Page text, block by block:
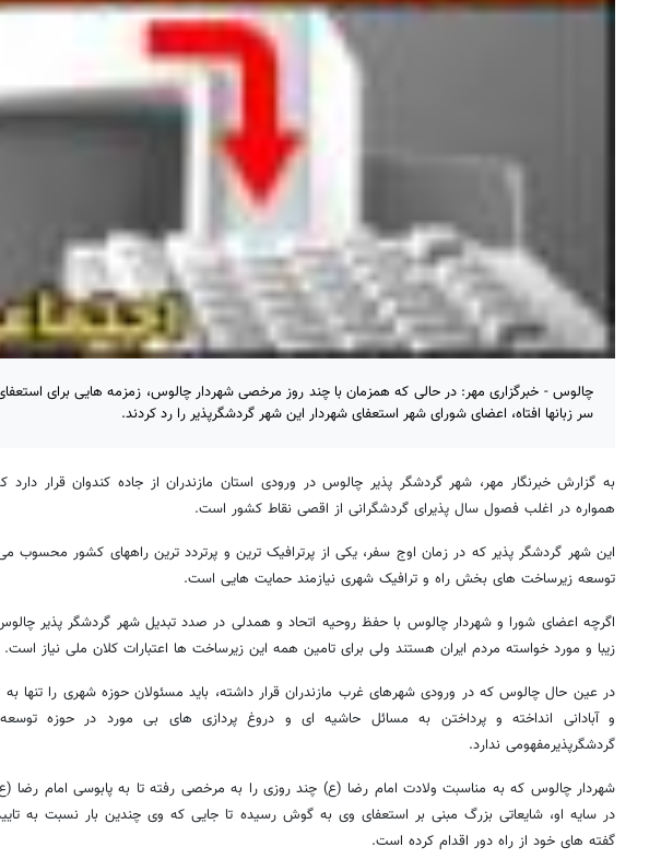
چالوس - خبرگزاری مهر: در حالی که همزمان با چند روز مرخصی شهردار چالوس، زمزمه هایی برای
سر زبانها افتاه، اعضای شورای شهر استعفای شهردار این شهر گردشگرپذیر را رد کردند.
به گزارش خبرنگار مهر، شهر گردشگر پذیر چالوس در ورودی استان مازندران از جاده کندوان قرار دارد
همواره در اغلب فصول سال پذیرای گردشگرانی از اقصی نقاط کشور است.
این شهر گردشگر پذیر که در زمان اوج سفر، یکی از پرترافیک ترین و پرتردد ترین راههای کشور محسوب
توسعه زیرساخت های بخش راه و ترافیک شهری نیازمند حمایت هایی است.
اگرچه اعضای شورا و شهردار چالوس با حفظ روحیه اتحاد و همدلی در صدد تبدیل شهر گردشگر پذیر
زیبا و مورد خواسته مردم ایران هستند ولی برای تامین همه این زیرساخت ها اعتبارات کلان ملی نیاز است.
در عین حال چالوس که در ورودی شهرهای غرب مازندران قرار داشته، باید مسئولان حوزه شهری را تنها
و آبادانی انداخته و پرداختن به مسائل حاشیه ای و دروغ پردازی های بی مورد در حوزه
گردشگرپذیرمفهومی ندارد.
شهردار چالوس که به مناسبت ولادت امام رضا (ع) چند روزی را به مرخصی رفته تا به پابوسی امام رضا
در سایه او، شایعاتی بزرگ مبنی بر استعفای وی به گوش رسیده تا جایی که وی چندین بار نسبت به
گفته های خود از راه دور اقدام کرده است.